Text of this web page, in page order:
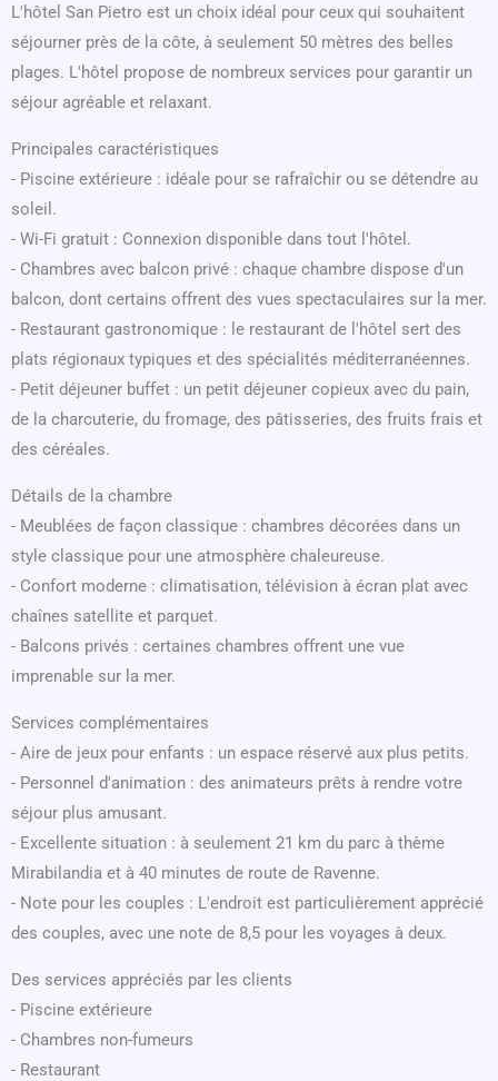
L'hôtel San Pietro est un choix idéal pour ceux qui souhaitent
séjourner près de la côte, à seulement 50 mètres des belles
plages. L'hôtel propose de nombreux services pour garantir un
séjour agréable et relaxant.
Principales caractéristiques
- Piscine extérieure : idéale pour se rafraîchir ou se détendre au
soleil.
- Wi-Fi gratuit : Connexion disponible dans tout l'hôtel.
- Chambres avec balcon privé : chaque chambre dispose d'un
balcon, dont certains offrent des vues spectaculaires sur la mer.
- Restaurant gastronomique : le restaurant de l'hôtel sert des
plats régionaux typiques et des spécialités méditerranéennes.
- Petit déjeuner buffet : un petit déjeuner copieux avec du pain,
de la charcuterie, du fromage, des pâtisseries, des fruits frais et
des céréales.
Détails de la chambre
- Meublées de façon classique : chambres décorées dans un
style classique pour une atmosphère chaleureuse.
- Confort moderne : climatisation, télévision à écran plat avec
chaînes satellite et parquet.
- Balcons privés : certaines chambres offrent une vue
imprenable sur la mer.
Services complémentaires
- Aire de jeux pour enfants : un espace réservé aux plus petits.
- Personnel d'animation : des animateurs prêts à rendre votre
séjour plus amusant.
- Excellente situation : à seulement 21 km du parc à thème
Mirabilandia et à 40 minutes de route de Ravenne.
- Note pour les couples : L'endroit est particulièrement apprécié
des couples, avec une note de 8,5 pour les voyages à deux.
Des services appréciés par les clients
- Piscine extérieure
- Chambres non-fumeurs
- Restaurant